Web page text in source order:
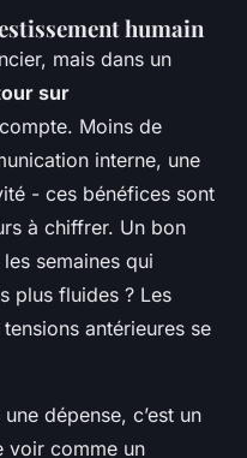
humain
mais dans un
sur
Moins de
interne, une
- ces bénéfices sont
à chiffrer. Un bon
semaines qui
plus fluides ? Les
antérieures se
dépense, c’est un
voir comme un